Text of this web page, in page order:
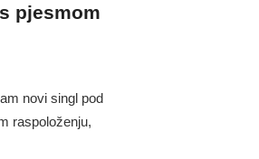
pjesmom
novi singl pod
raspoloženju,